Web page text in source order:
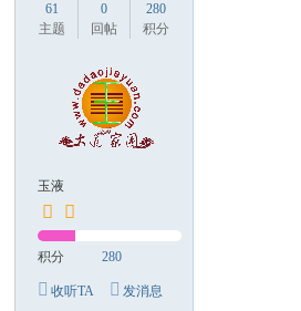
61
主题
0
回帖
280
积分
玉液
积分 280
收听TA 发消息